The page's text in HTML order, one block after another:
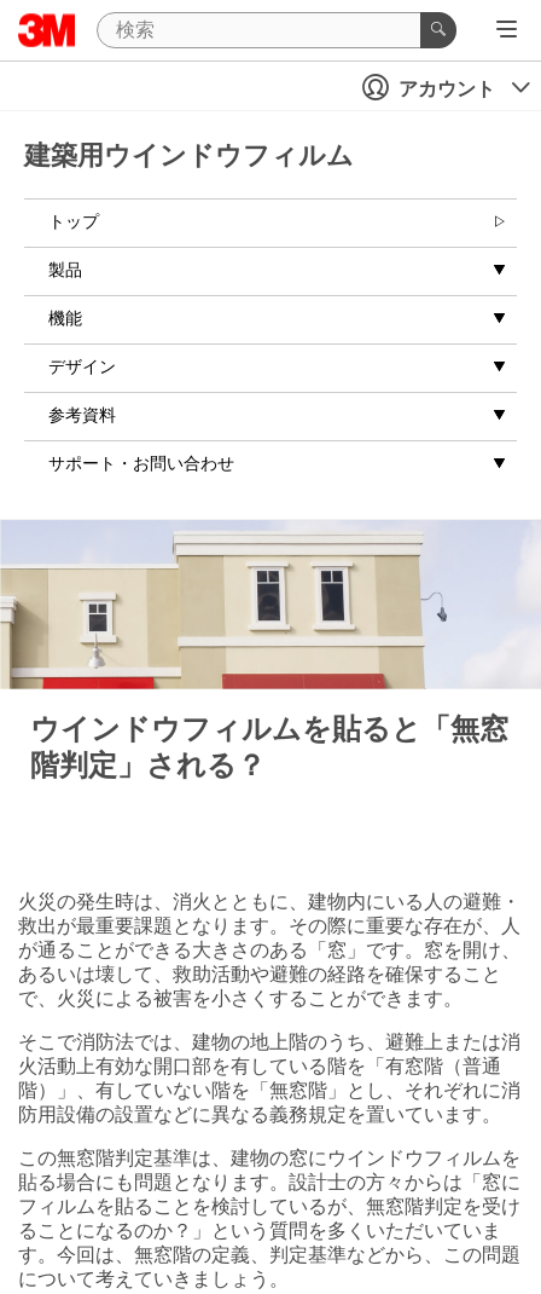
アカウント
建築用ウインドウフィルム
トップ
製品
機能
デザイン
参考資料
サポート・お問い合わせ
ウインドウフィルムを貼ると「無窓
階判定」される？
火災の発生時は、消火とともに、建物内にいる人の避難・
救出が最重要課題となります。その際に重要な存在が、人
が通ることができる大きさのある「窓」です。窓を開け、
あるいは壊して、救助活動や避難の経路を確保すること
で、火災による被害を小さくすることができます。
そこで消防法では、建物の地上階のうち、避難上または消
火活動上有効な開口部を有している階を「有窓階（普通
階）」、有していない階を「無窓階」とし、それぞれに消
防用設備の設置などに異なる義務規定を置いています。
この無窓階判定基準は、建物の窓にウインドウフィルムを
貼る場合にも問題となります。設計士の方々からは「窓に
フィルムを貼ることを検討しているが、無窓階判定を受け
ることになるのか？」という質問を多くいただいていま
す。今回は、無窓階の定義、判定基準などから、この問題
について考えていきましょう。